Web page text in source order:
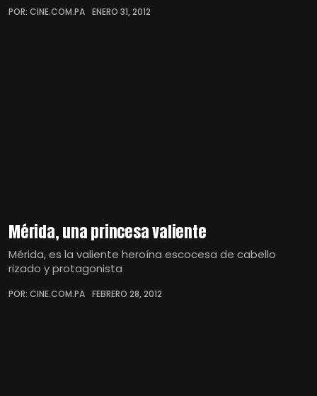
POR: CINE.COM.PA ENERO 31, 2012
Mérida, una princesa valiente
Mérida, es la valiente heroína escocesa de cabello
rizado y protagonista
POR: CINE.COM.PA FEBRERO 28, 2012